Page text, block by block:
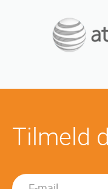
Tilmeld